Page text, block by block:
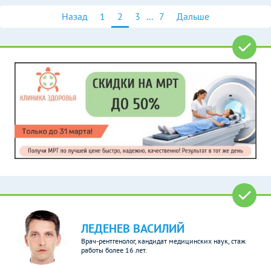
Назад 1 2 3 ... 7 Дальше
ЛЕДЕНЕВ ВАСИЛИЙ
Врач-рентгенолог, кандидат медицинских наук, стаж
работы более 16 лет.